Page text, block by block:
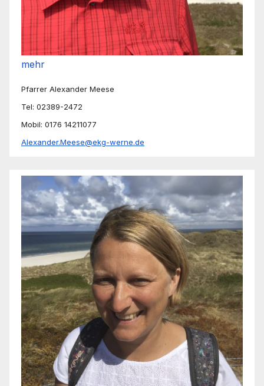
mehr
Pfarrer Alexander Meese
Tel: 02389-2472
Mobil: 0176 14211077
Alexander.Meese@ekg-werne.de